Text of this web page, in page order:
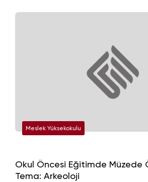
Meslek Yüksekokulu
Okul Öncesi Eğitimde Müzede
Tema: Arkeoloji